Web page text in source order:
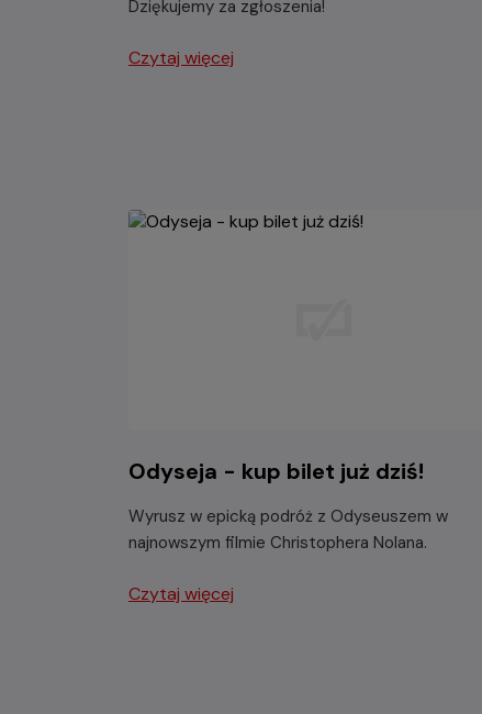
Dziękujemy za zgłoszenia!
Czytaj więcej
Odyseja - kup bilet już dziś!
Wyrusz w epicką podróż z Odyseuszem w
najnowszym filmie Christophera Nolana.
Czytaj więcej